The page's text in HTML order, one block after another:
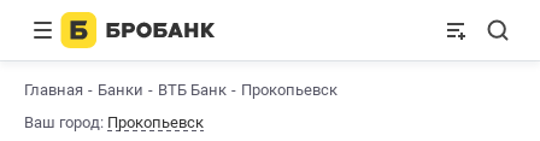
Главная Банки ВТБ Банк
Прокопьевск
Ваш город: Прокопьевск